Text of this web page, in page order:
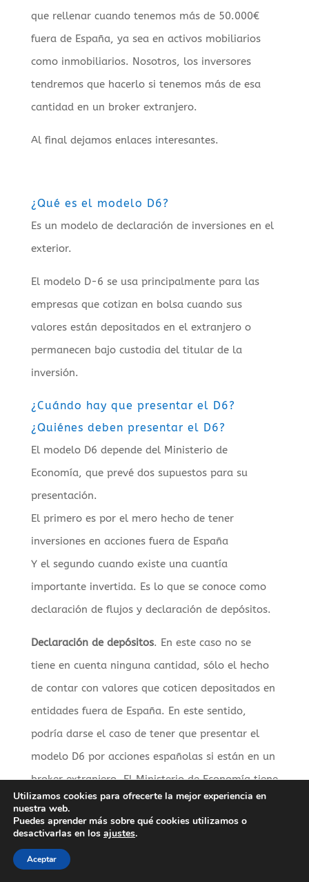
que rellenar cuando tenemos más de 50.000€
fuera de España, ya sea en activos mobiliarios
como inmobiliarios. Nosotros, los inversores
tendremos que hacerlo si tenemos más de esa
cantidad en un broker extranjero.
Al final dejamos enlaces interesantes.
¿Qué es el modelo D6?
Es un modelo de declaración de inversiones en el
exterior.
El modelo D-6 se usa principalmente para las
empresas que cotizan en bolsa cuando sus
valores están depositados en el extranjero o
permanecen bajo custodia del titular de la
inversión.
¿Cuándo hay que presentar el D6?
¿Quiénes deben presentar el D6?
El modelo D6 depende del Ministerio de
Economía, que prevé dos supuestos para su
presentación.
El primero es por el mero hecho de tener
inversiones en acciones fuera de España
Y el segundo cuando existe una cuantía
importante invertida. Es lo que se conoce como
declaración de flujos y declaración de depósitos.
Declaración de depósitos. En este caso no se
tiene en cuenta ninguna cantidad, sólo el hecho
de contar con valores que coticen depositados en
entidades fuera de España. En este sentido,
podría darse el caso de tener que presentar el
modelo D6 por acciones españolas si están en un
broker extranjero. El Ministerio de Economía tiene
en cuenta las posiciones a 31 de diciembre.
A este efecto se tendrán en cuenta tanto las
acciones como los ETFs e incluso los fondos de
Utilizamos cookies para ofrecerte la mejor experiencia en
nuestra web.
Puedes aprender más sobre qué cookies utilizamos o
desactivarlas en los ajustes.
Aceptar